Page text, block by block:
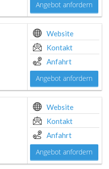
Angebot anfordern
Website
Kontakt
Anfahrt
Angebot anfordern
Website
Kontakt
Anfahrt
Angebot anfordern